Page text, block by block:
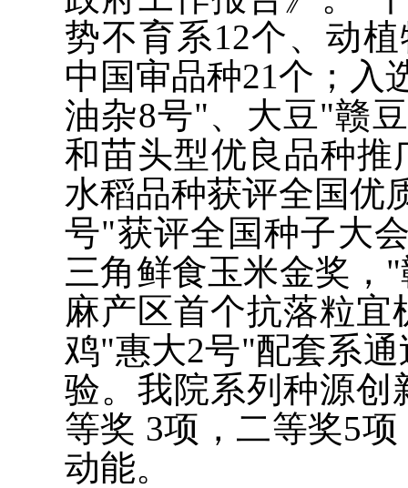
势不育系12个、动
中国审品种21个；入
油杂8号"、大豆"赣
和苗头型优良品种
水稻品种获评全国优
号"获评全国种子大
三角鲜食玉米金奖，
麻产区首个抗落粒
鸡"惠大2号"配套系
验。我院系列种源创
等奖 3项，二等奖5
动能。